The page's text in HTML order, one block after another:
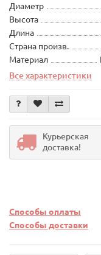
Диаметр
Высота
Длина
Страна произв.
Материал
Все характеристики
Курьерская
доставка!
Способы оплаты
Способы доставки